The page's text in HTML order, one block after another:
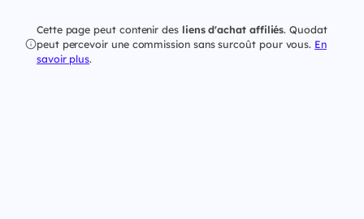
Cette page peut contenir des liens d'achat affiliés. Quodat
peut percevoir une commission sans surcoût pour vous. En
savoir plus.